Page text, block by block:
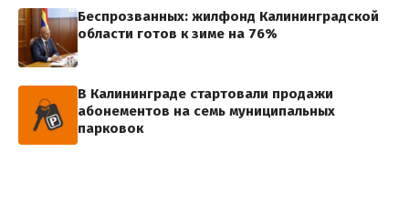
Беспрозванных: жилфонд Калининградской
области готов к зиме на 76%
В Калининграде стартовали продажи
абонементов на семь муниципальных
парковок